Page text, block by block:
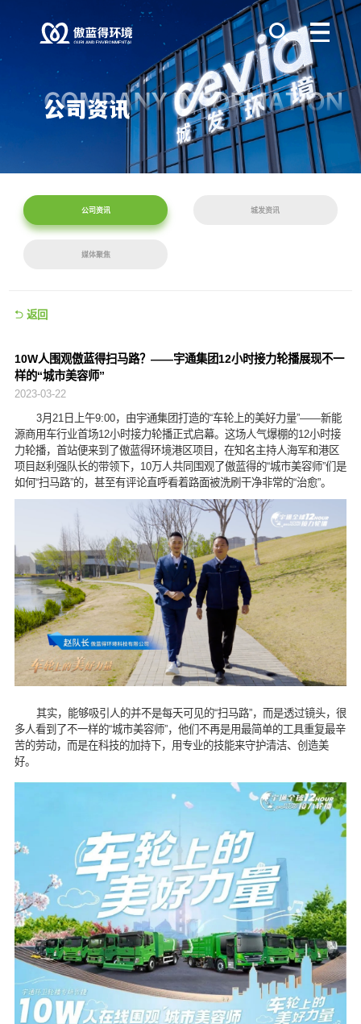
公司资讯 城发资讯
媒体聚焦
返回
10W人围观傲蓝得扫马路？——宇通集团12小时接力轮播展现不一
样的“城市美容师”
2023-03-22
3月21日上午9:00，由宇通集团打造的“车轮上的美好力量”——新能
源商用车行业首场12小时接力轮播正式启幕。这场人气爆棚的12小时接
力轮播，首站便来到了傲蓝得环境港区项目，在知名主持人海军和港区
项目赵利强队长的带领下，10万人共同围观了傲蓝得的“城市美容师”们是
如何“扫马路”的，甚至有评论直呼看着路面被洗刷干净非常的“治愈”。
其实，能够吸引人的并不是每天可见的“扫马路”，而是透过镜头，很
多人看到了不一样的“城市美容师”，他们不再是用最简单的工具重复最辛
苦的劳动，而是在科技的加持下，用专业的技能来守护清洁、创造美
好。